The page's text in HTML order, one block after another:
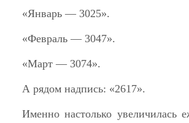
«Январь — 3025».
«Февраль — 3047».
«Март — 3074».
А рядом надпись: «2617».
Именно настолько увеличилась